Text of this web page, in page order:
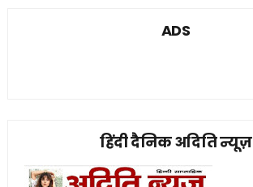
ADS
हिंदी दैनिक अदिति न्यूज़